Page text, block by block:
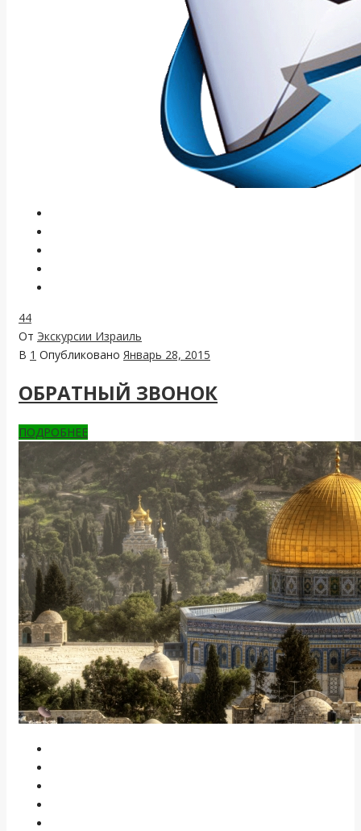
44
От Экскурсии Израиль
В 1 Опубликовано Январь 28, 2015
ОБРАТНЫЙ ЗВОНОК
ПОДРОБНЕЕ